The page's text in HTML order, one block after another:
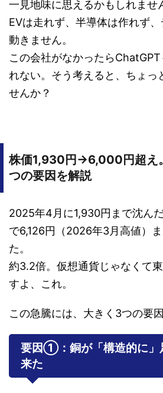
一見地味に思えるかもしれませ
EVは走れず、半導体は作れず
動きません。
この会社がなかったら
れない。そう考えると、ちょっ
せんか？
株価1,930円→6,000円超え
つの要因を解説
2025年4月に1,930円まで沈ん
で6,126円（2026年3月高値）
た。
約3.2倍。仮想通貨じゃなくて
すよ、これ。
この急騰には、大きく3つの要
要因①：銅が「構造的に」
来た